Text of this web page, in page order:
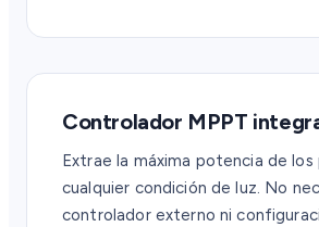
Controlador MPPT
Extrae la máxima potencia de los
cualquier condición de luz. No
controlador externo ni